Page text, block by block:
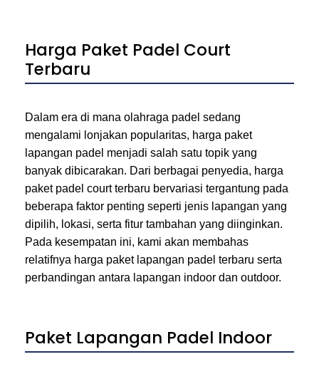
Harga Paket Padel Court
Terbaru
Dalam era di mana olahraga padel sedang
mengalami lonjakan popularitas, harga paket
lapangan padel menjadi salah satu topik yang
banyak dibicarakan. Dari berbagai penyedia, harga
paket padel court terbaru bervariasi tergantung pada
beberapa faktor penting seperti jenis lapangan yang
dipilih, lokasi, serta fitur tambahan yang diinginkan.
Pada kesempatan ini, kami akan membahas
relatifnya harga paket lapangan padel terbaru serta
perbandingan antara lapangan indoor dan outdoor.
Paket Lapangan Padel Indoor